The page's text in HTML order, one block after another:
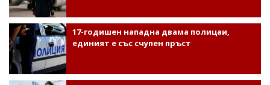
17-годишен нападна двама полицаи,
единият е със счупен пръст